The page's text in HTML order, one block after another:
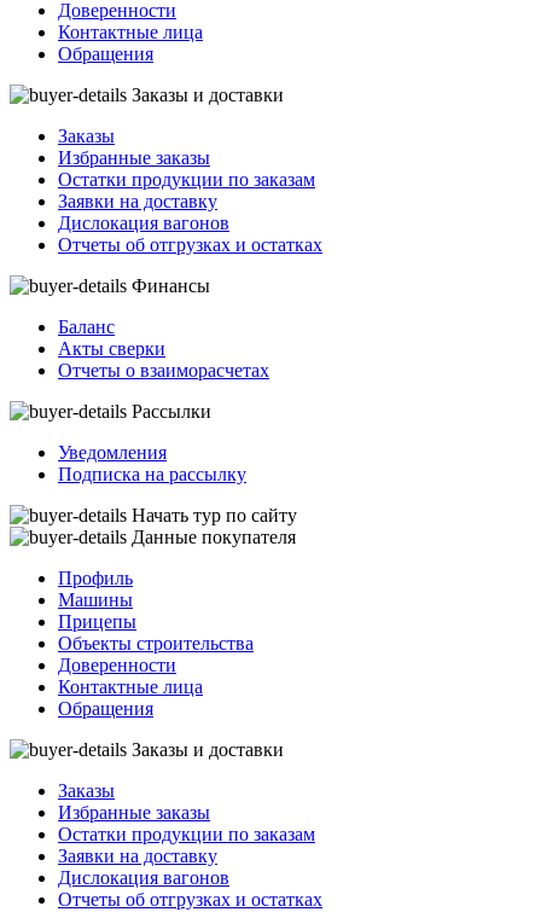
Доверенности
Контактные лица
Обращения
Заказы и доставки
Заказы
Избранные заказы
Остатки продукции по заказам
Заявки на доставку
Дислокация вагонов
Отчеты об отгрузках и остатках
Финансы
Баланс
Акты сверки
Отчеты о взаиморасчетах
Рассылки
Уведомления
Подписка на рассылку
Начать тур по сайту
Данные покупателя
Профиль
Машины
Прицепы
Объекты строительства
Доверенности
Контактные лица
Обращения
Заказы и доставки
Заказы
Избранные заказы
Остатки продукции по заказам
Заявки на доставку
Дислокация вагонов
Отчеты об отгрузках и остатках